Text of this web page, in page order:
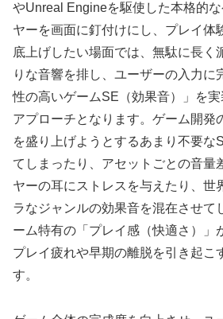
やUnreal Engineを駆使した本格的
ヤーを画面に釘付けにし、プレイ体
底上げしたい場面では、無駄に長く
りな音響を排し、ユーザーの入力に
性の高いゲームSE（効果音）」を
アプローチとなります。ゲーム開発
を盛り上げようとするあまり不要な
てしまったり、アセットごとの音量
ヤーの耳にストレスを与えたり、世
ラなジャンルの効果音を混在させて
ーム特有の「プレイ感（快適さ）」
プレイ疲れや早期の離脱を引き起こ
す。